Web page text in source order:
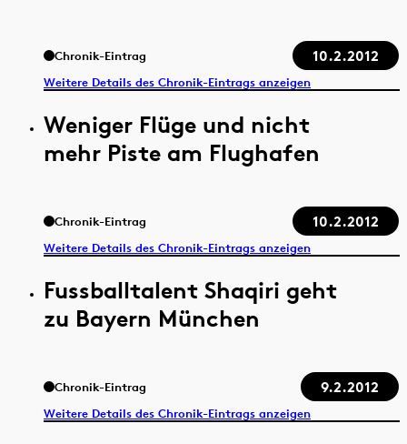
Chronik-Eintrag 10.2.2012
Weitere Details des Chronik-Eintrags anzeigen
Weniger Flüge und nicht
mehr Piste am Flughafen
Chronik-Eintrag 10.2.2012
Weitere Details des Chronik-Eintrags anzeigen
Fussballtalent Shaqiri geht
zu Bayern München
Chronik-Eintrag 9.2.2012
Weitere Details des Chronik-Eintrags anzeigen